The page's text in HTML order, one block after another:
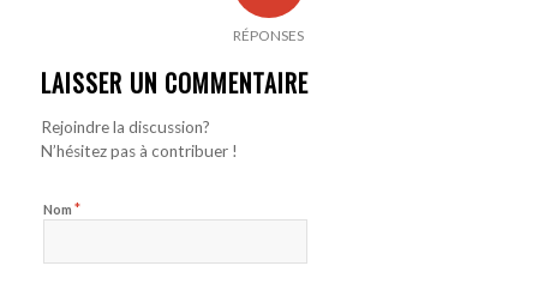
RÉPONSES
LAISSER UN COMMENTAIRE
Rejoindre la discussion?
N’hésitez pas à contribuer !
Nom *